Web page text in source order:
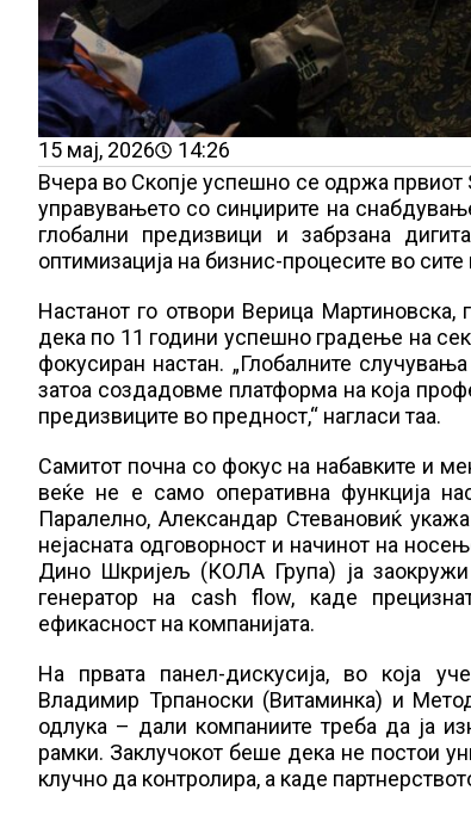
15 мај, 2026
14:26
Вчера во Скопје успешно се одржа првиот
управувањето со синџирите на
глобални предизвици и забрзана
оптимизација на бизнис-процесите во
Настанот го отвори Верица Мартиновска,
дека по 11 години успешно градење на
фокусиран настан. „Глобалните
затоа создадовме платформа на која
предизвиците во предност,“ нагласи таа.
Самитот почна со фокус на набавките и
веќе не е само оперативна функција
Паралелно, Александар Стевановиќ
нејасната одговорност и начинот на
Дино Шкријељ (КОЛА Група) ја
генератор на cash flow, каде
ефикасност на компанијата.
На првата панел-дискусија, во која
Владимир Трпаноски (Витаминка) и
одлука – дали компаниите треба да ја
рамки. Заклучокот беше дека не постои
клучно да контролира, а каде